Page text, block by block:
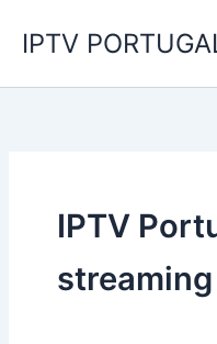
IPTV
IPTV
streaming